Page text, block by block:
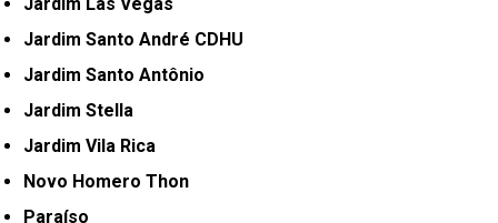
Jardim Santo André CDHU
Jardim Santo Antônio
Jardim Stella
Jardim Vila Rica
Novo Homero Thon
Paraíso